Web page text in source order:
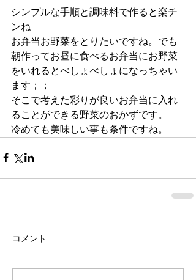
シンプルな手順と調味料で作ると楽チ
ンね
お弁当お野菜をとりたいですね。でも
朝作ってお昼に食べるお弁当にお野菜
をいれるとべしょべしょになっちゃい
ます；；
そこで考えた彩りが良いお弁当に入れ
ることができる野菜のおかずです。
冷めても美味しい事も条件ですね。
コメント